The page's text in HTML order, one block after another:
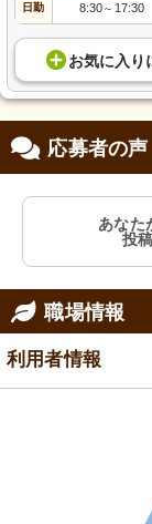
日勤 8:30～ 17:30
お気に入り
応募者の声
あなた
投
職場情報
利用者情報